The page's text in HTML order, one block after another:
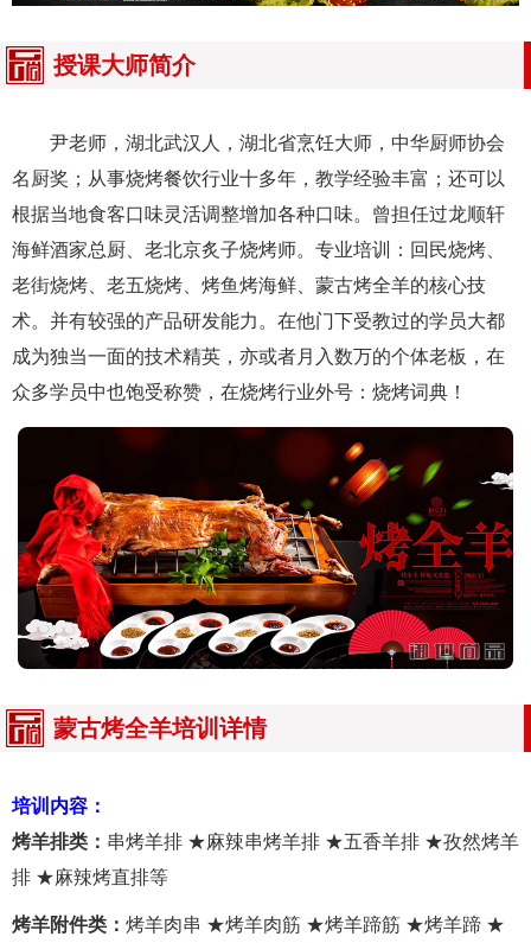
授课大师简介
尹老师，湖北武汉人，湖北省烹饪大师，中华厨师协会
名厨奖；从事烧烤餐饮行业十多年，教学经验丰富；还可以
根据当地食客口味灵活调整增加各种口味。曾担任过龙顺轩
海鲜酒家总厨、老北京炙子烧烤师。专业培训：回民烧烤、
老街烧烤、老五烧烤、烤鱼烤海鲜、蒙古烤全羊的核心技
术。并有较强的产品研发能力。在他门下受教过的学员大都
成为独当一面的技术精英，亦或者月入数万的个体老板，在
众多学员中也饱受称赞，在烧烤行业外号：烧烤词典！
蒙古烤全羊培训详情
培训内容：
烤羊排类： 串烤羊排 ★麻辣串烤羊排 ★五香羊排 ★孜然烤羊
排 ★麻辣烤直排等
烤羊附件类： 烤羊肉串 ★烤羊肉筋 ★烤羊蹄筋 ★烤羊蹄 ★